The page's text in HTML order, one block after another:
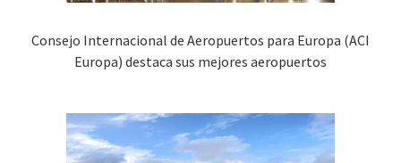
Consejo Internacional de Aeropuertos para Europa (ACI
Europa) destaca sus mejores aeropuertos